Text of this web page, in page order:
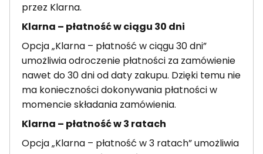
przez Klarna.
Klarna – płatność w ciągu 30 dni
Opcja „Klarna – płatność w ciągu 30 dni”
umożliwia odroczenie płatności za zamówienie
nawet do 30 dni od daty zakupu. Dzięki temu nie
ma konieczności dokonywania płatności w
momencie składania zamówienia.
Klarna – płatność w 3 ratach
Opcja „Klarna – płatność w 3 ratach” umożliwia